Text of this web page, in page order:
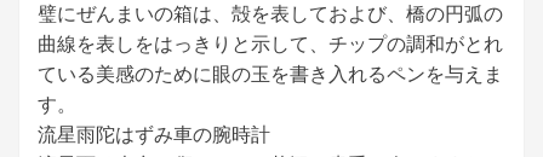
璧にぜんまいの箱は、殻を表しておよび、橋の円弧の
曲線を表しをはっきりと示して、チップの調和がとれ
ている美感のために眼の玉を書き入れるペンを与えま
す。
流星雨陀はずみ車の腕時計